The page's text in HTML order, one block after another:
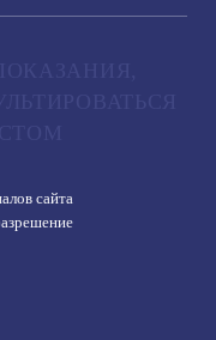
сайта